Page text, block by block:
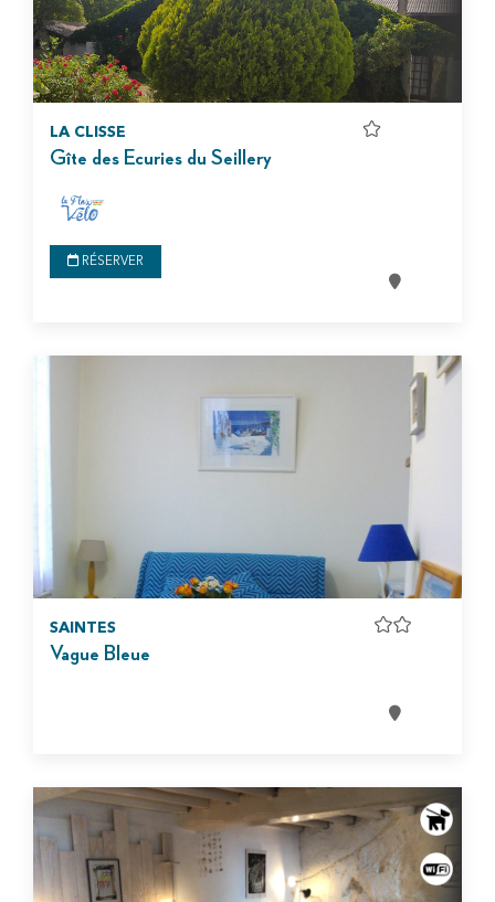
LA CLISSE
Gîte des Ecuries du Seillery
RÉSERVER
SAINTES
Vague Bleue